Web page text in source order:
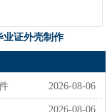
业证外壳制作
2026-08-06
2026-08-06